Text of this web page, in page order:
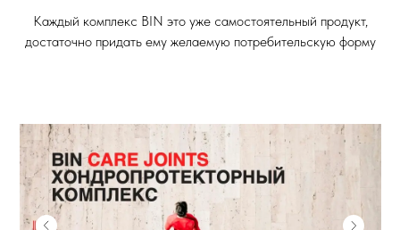
Каждый комплекс BIN это уже самостоятельный продукт,
достаточно придать ему желаемую потребительскую форму